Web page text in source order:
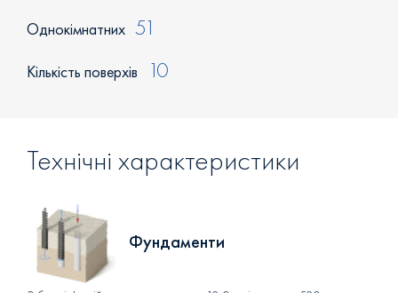
Однокімнатних 51
Кількість поверхів 10
Технічні характеристики
Фундаменти